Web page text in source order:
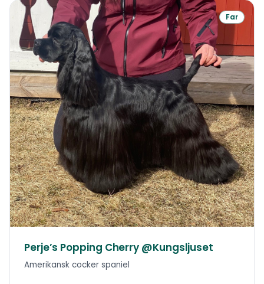
Far
Perje’s Popping Cherry @Kungsljuset
Amerikansk cocker spaniel